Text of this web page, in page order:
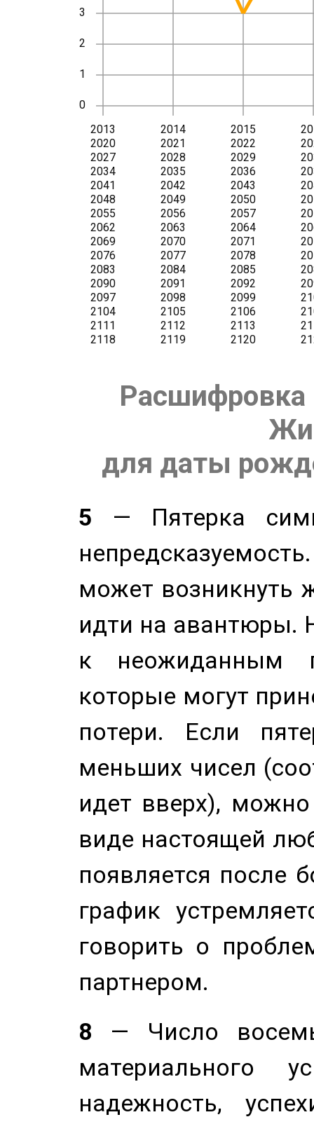
Расшифровка
для даты
5 — Пятерка
может возникнуть
идти на авантюры.
к неожиданным
которые могут
потери. Если
меньших чисел
идет вверх),
виде настоящей
появляется после
график
говорить о
партнером.
8 — Число
материального
надежность,